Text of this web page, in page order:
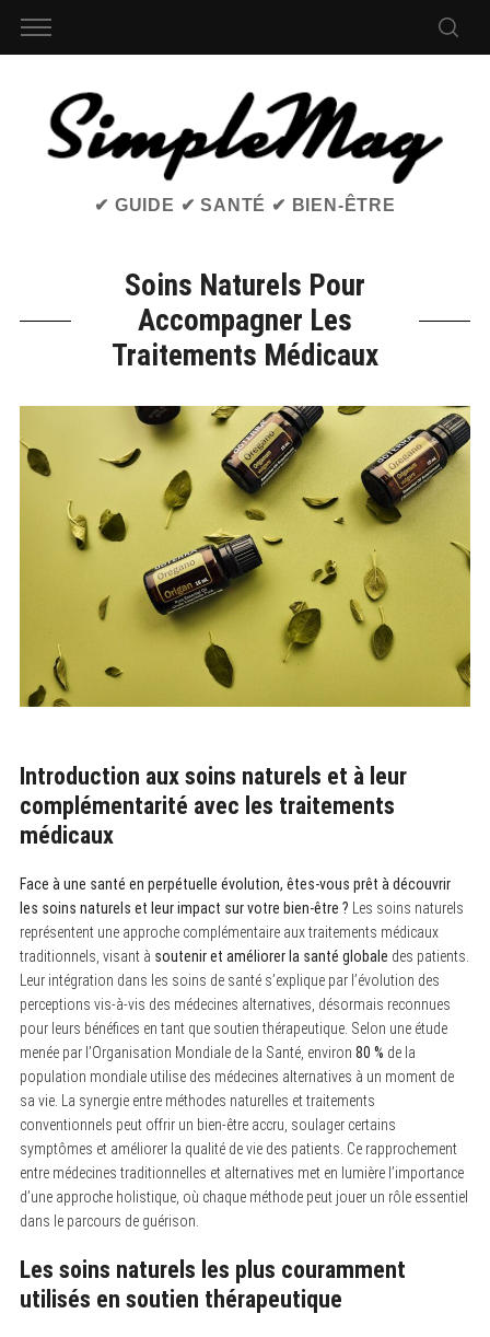
✔ GUIDE ✔ SANTÉ ✔ BIEN-ÊTRE
Soins Naturels Pour
Accompagner Les
Traitements Médicaux
Introduction aux soins naturels et à leur
complémentarité avec les traitements
médicaux
Face à une santé en perpétuelle évolution, êtes-vous prêt à découvrir
les soins naturels et leur impact sur votre bien-être ? Les soins naturels
représentent une approche complémentaire aux traitements médicaux
traditionnels, visant à soutenir et améliorer la santé globale des patients.
Leur intégration dans les soins de santé s’explique par l’évolution des
perceptions vis-à-vis des médecines alternatives, désormais reconnues
pour leurs bénéfices en tant que soutien thérapeutique. Selon une étude
menée par l’Organisation Mondiale de la Santé, environ 80 % de la
population mondiale utilise des médecines alternatives à un moment de
sa vie. La synergie entre méthodes naturelles et traitements
conventionnels peut offrir un bien-être accru, soulager certains
symptômes et améliorer la qualité de vie des patients. Ce rapprochement
entre médecines traditionnelles et alternatives met en lumière l’importance
d’une approche holistique, où chaque méthode peut jouer un rôle essentiel
dans le parcours de guérison.
Les soins naturels les plus couramment
utilisés en soutien thérapeutique